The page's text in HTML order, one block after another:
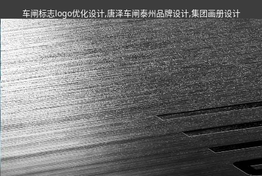
车闸标志logo优化设计,唐泽车闸泰州品牌设计,集团画册设计